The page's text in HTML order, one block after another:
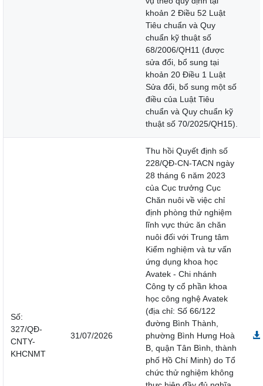
khoản 2 Điều 52 Luật
Tiêu chuẩn và Quy
chuẩn kỹ thuật số
68/2006/QH11 (được
sửa đổi, bổ sung tại
khoản 20 Điều 1 Luật
Sửa đổi, bổ sung một số
điều của Luật Tiêu
chuẩn và Quy chuẩn kỹ
thuật số 70/2025/QH15).
Số:
327/QĐ-
CNTY-
KHCNMT
31/07/2026
Thu hồi Quyết định số
228/QĐ-CN-TACN ngày
28 tháng 6 năm 2023
của Cục trưởng Cục
Chăn nuôi về việc chỉ
định phòng thử nghiệm
lĩnh vực thức ăn chăn
nuôi đối với Trung tâm
Kiểm nghiệm và tư vấn
ứng dụng khoa học
Avatek - Chi nhánh
Công ty cổ phần khoa
học công nghệ Avatek
(địa chỉ: Số 66/122
đường Bình Thành,
phường Bình Hưng Hoà
B, quận Tân Bình, thành
phố Hồ Chí Minh) do Tổ
chức thử nghiệm không